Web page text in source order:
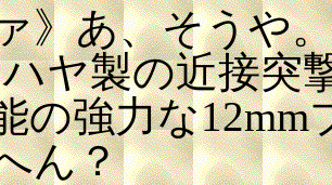
》あ、そうや
ヤ製の近接突
の強力な
ん？